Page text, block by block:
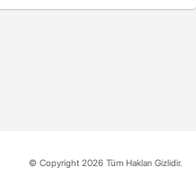
© Copyright 2026 Tüm Hakları Gizlidir.